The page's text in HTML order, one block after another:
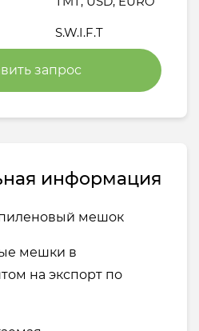
S.W.I.F.T
запрос
информация
мешок
мешки в
на экспорт по